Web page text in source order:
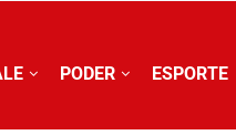
PODER ESPORTE